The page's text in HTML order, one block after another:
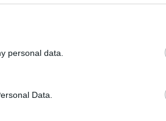
personal data.
Data.
egy, akár az
jelzést küld, amire a
A megoldás gyors és
a hallássérült
ifj. Fekete László